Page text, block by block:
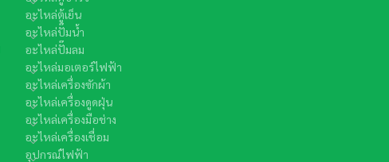
อะไหล่ตู้เย็น
อะไหล่ปั๊มน้ำ
อะไหล่ปั๊มลม
อะไหล่มอเตอร์ไฟฟ้า
อะไหล่เครื่องซักผ้า
อะไหล่เครื่องดูดฝุ่น
อะไหล่เครื่องมือช่าง
อะไหล่เครื่องเชื่อม
อุปกรณ์ไฟฟ้า